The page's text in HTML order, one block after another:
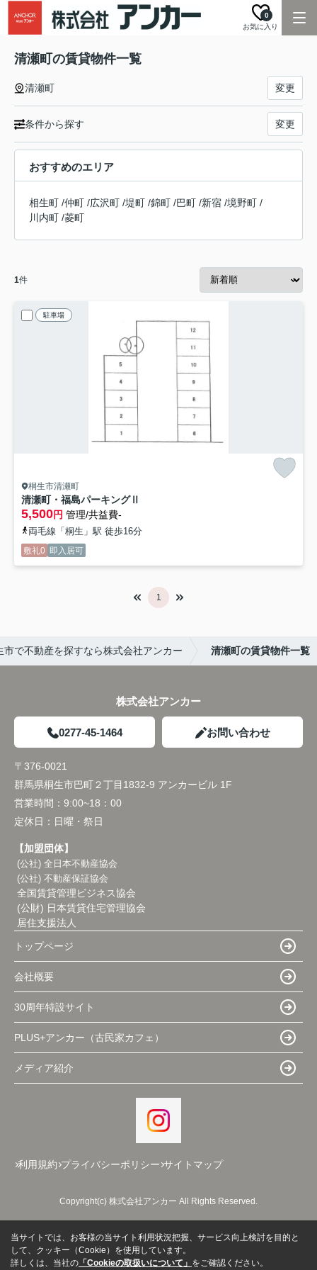
お気に入り
0
清瀬町の賃貸物件一覧
清瀬町 変更
条件から探す 変更
おすすめのエリア
相生町 /仲町 /広沢町 /堤町 /錦町 /巴町 /新宿 /境野町 /
川内町 /菱町
1件
駐車場
桐生市清瀬町
清瀬町・福島パーキングⅡ
5,500円 管理/共益費-
両毛線「桐生」駅 徒歩16分
敷礼0 即入居可
1
市で不動産を探すなら株式会社アンカー 清瀬町の賃貸物件一覧
株式会社アンカー
0277-45-1464 お問い合わせ
〒376-0021
群馬県桐生市巴町２丁目1832-9 アンカービル 1F
営業時間： 9:00~18：00
定休日： 日曜・祭日
【加盟団体】
(公社) 全日本不動産協会
(公社) 不動産保証協会
全国賃貸管理ビジネス協会
(公財) 日本賃貸住宅管理協会
居住支援法人
トップページ
会社概要
30周年特設サイト
PLUS+アンカー（古民家カフェ）
メディア紹介
利用規約 プライバシーポリシー サイトマップ
Copyright(c) 株式会社アンカー All Rights Reserved.
当サイトでは、お客様の当サイト利用状況把握、サービス向上検討を目的と
して、クッキー（Cookie）を使用しています。
詳しくは、当社の 「Cookieの取扱いについて」 をご確認ください。